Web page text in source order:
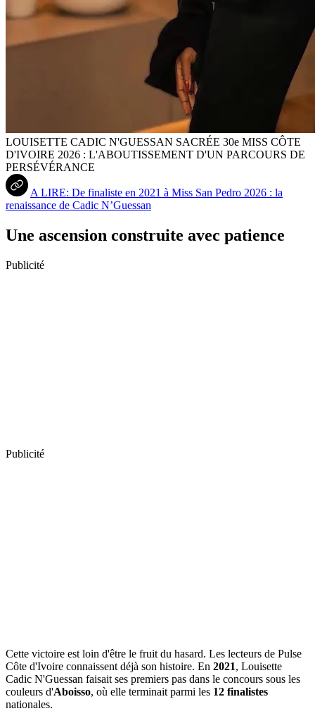
LOUISETTE CADIC N'GUESSAN SACRÉE 30e MISS CÔTE
D'IVOIRE 2026 : L'ABOUTISSEMENT D'UN PARCOURS DE
PERSÉVÉRANCE
A LIRE: De finaliste en 2021 à Miss San Pedro 2026 : la
renaissance de Cadic N’Guessan
Une ascension construite avec patience
Publicité
Publicité
Cette victoire est loin d'être le fruit du hasard. Les lecteurs de Pulse
Côte d'Ivoire connaissent déjà son histoire. En 2021, Louisette
Cadic N'Guessan faisait ses premiers pas dans le concours sous les
couleurs d'Aboisso, où elle terminait parmi les 12 finalistes
nationales.